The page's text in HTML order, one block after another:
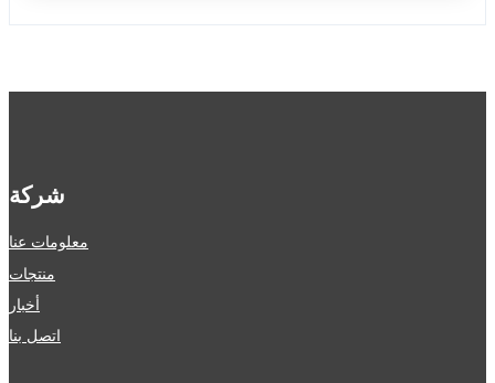
شركة
معلومات عنا
منتجات
أخبار
اتصل بنا